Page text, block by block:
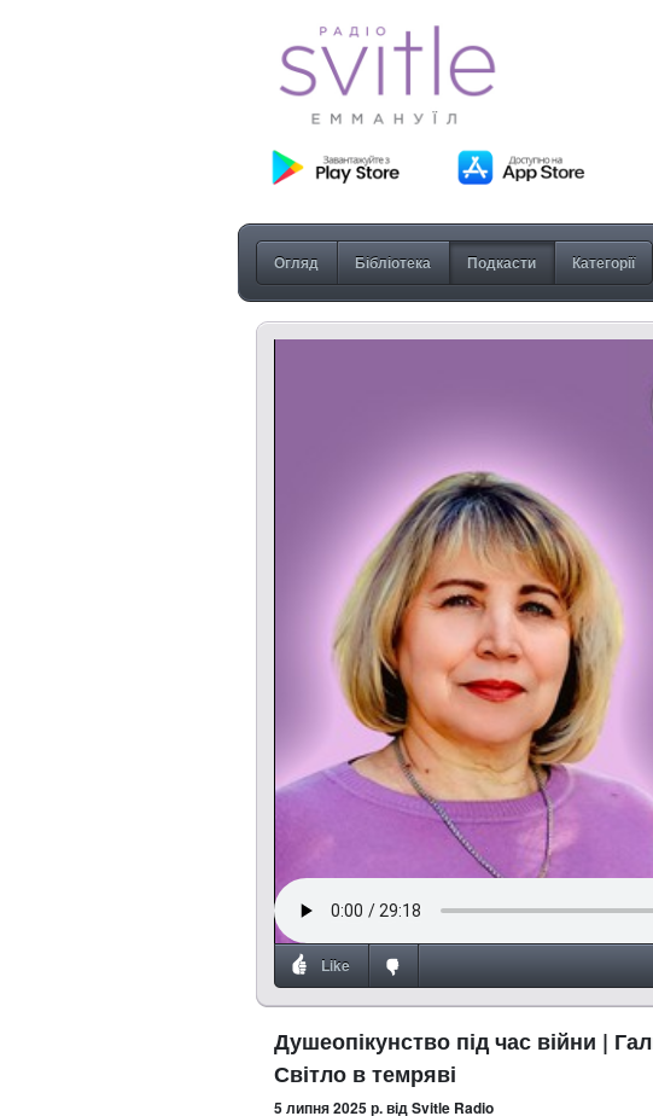
Огляд Бібліотека Подкасти Категорії
Like
Душеопікунство під час війни |
Світло в темряві
5 липня 2025 р.від Svitle Radio